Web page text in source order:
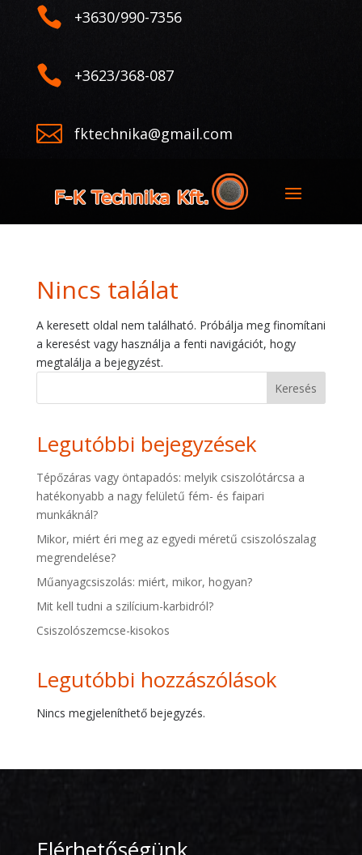
 +3630/990-7356
 +3623/368-087
 fktechnika@gmail.com
Nincs találat
A keresett oldal nem található. Próbálja meg finomítani
a keresést vagy használja a fenti navigációt, hogy
megtalálja a bejegyzést.
Keresés
Legutóbbi bejegyzések
Tépőzáras vagy öntapadós: melyik csiszolótárcsa a
hatékonyabb a nagy felületű fém- és faipari
munkáknál?
Mikor, miért éri meg az egyedi méretű csiszolószalag
megrendelése?
Műanyagcsiszolás: miért, mikor, hogyan?
Mit kell tudni a szilícium-karbidról?
Csiszolószemcse-kisokos
Legutóbbi hozzászólások
Nincs megjeleníthető bejegyzés.